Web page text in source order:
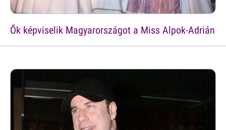
Ők képviselik Magyarországot a Miss Alpok-Adrián